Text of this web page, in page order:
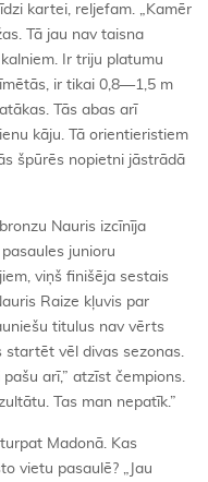
kartei, reljefam. „Kamēr
Tā jau nav taisna
Ir triju platumu
ir tikai 0,8—1,5 m
Tās abas arī
kāju. Tā orientieristiem
špūrēs nopietni jāstrādā
Nauris izcīnīja
junioru
viņš finišēja sestais
Raize kļuvis par
titulus nav vērts
startēt vēl divas sezonas.
arī,” atzīst čempions.
Tas man nepatīk.”
Madonā. Kas
vietu pasaulē? „Jau